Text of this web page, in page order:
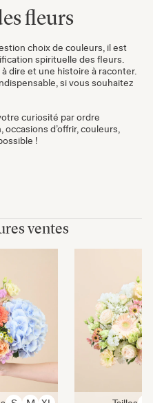
fleurs
choix de couleurs, il est
spirituelle des fleurs.
dire et une histoire à raconter.
si vous souhaitez
curiosité par ordre
d’offrir, couleurs,
!
ventes